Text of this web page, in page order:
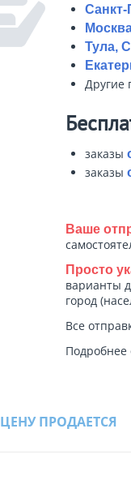
Санкт-
Тула,
Другие
заказы
заказы
Ваше
Просто
варианты
город
Все
Подробнее
ПРОДАЕТСЯ